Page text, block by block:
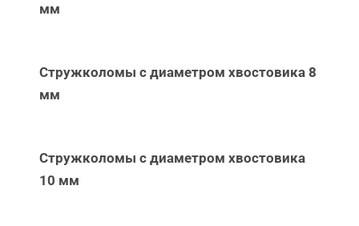
мм
Стружколомы с диаметром хвостовика 8
мм
Стружколомы с диаметром хвостовика
10 мм